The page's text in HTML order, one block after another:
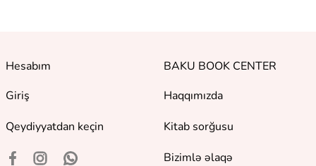
Hesabım
Giriş
Qeydiyyatdan keçin
BAKU BOOK CENTER
Haqqımızda
Kitab sorğusu
Bizimlə əlaqə